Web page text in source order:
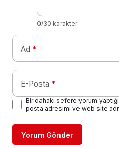
0/30 karakter
Ad *
E-Posta *
Bir dahaki sefere yorum
posta adresimi ve web site
Yorum Gönder